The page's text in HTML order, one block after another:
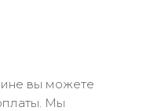
вы можете
Мы